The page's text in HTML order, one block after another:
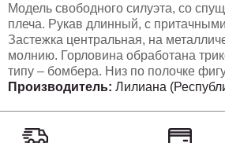
Модель свободного силуэта, со
плеча. Рукав длинный, с
Застежка центральная, на
молнию. Горловина обработана
типу – бомбера. Низ по полочке
удлинен. По полочке расположены
Классические женские брюки, со
Производитель: Лилиана